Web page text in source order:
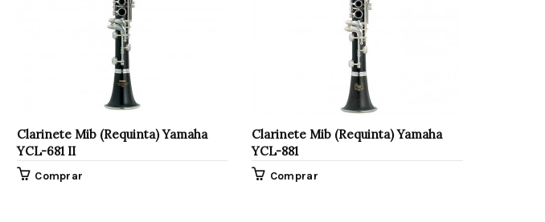
Clarinete Mib (Requinta) Yamaha
YCL-681 II
Comprar
Clarinete Mib (Requinta) Yamaha
YCL-881
Comprar